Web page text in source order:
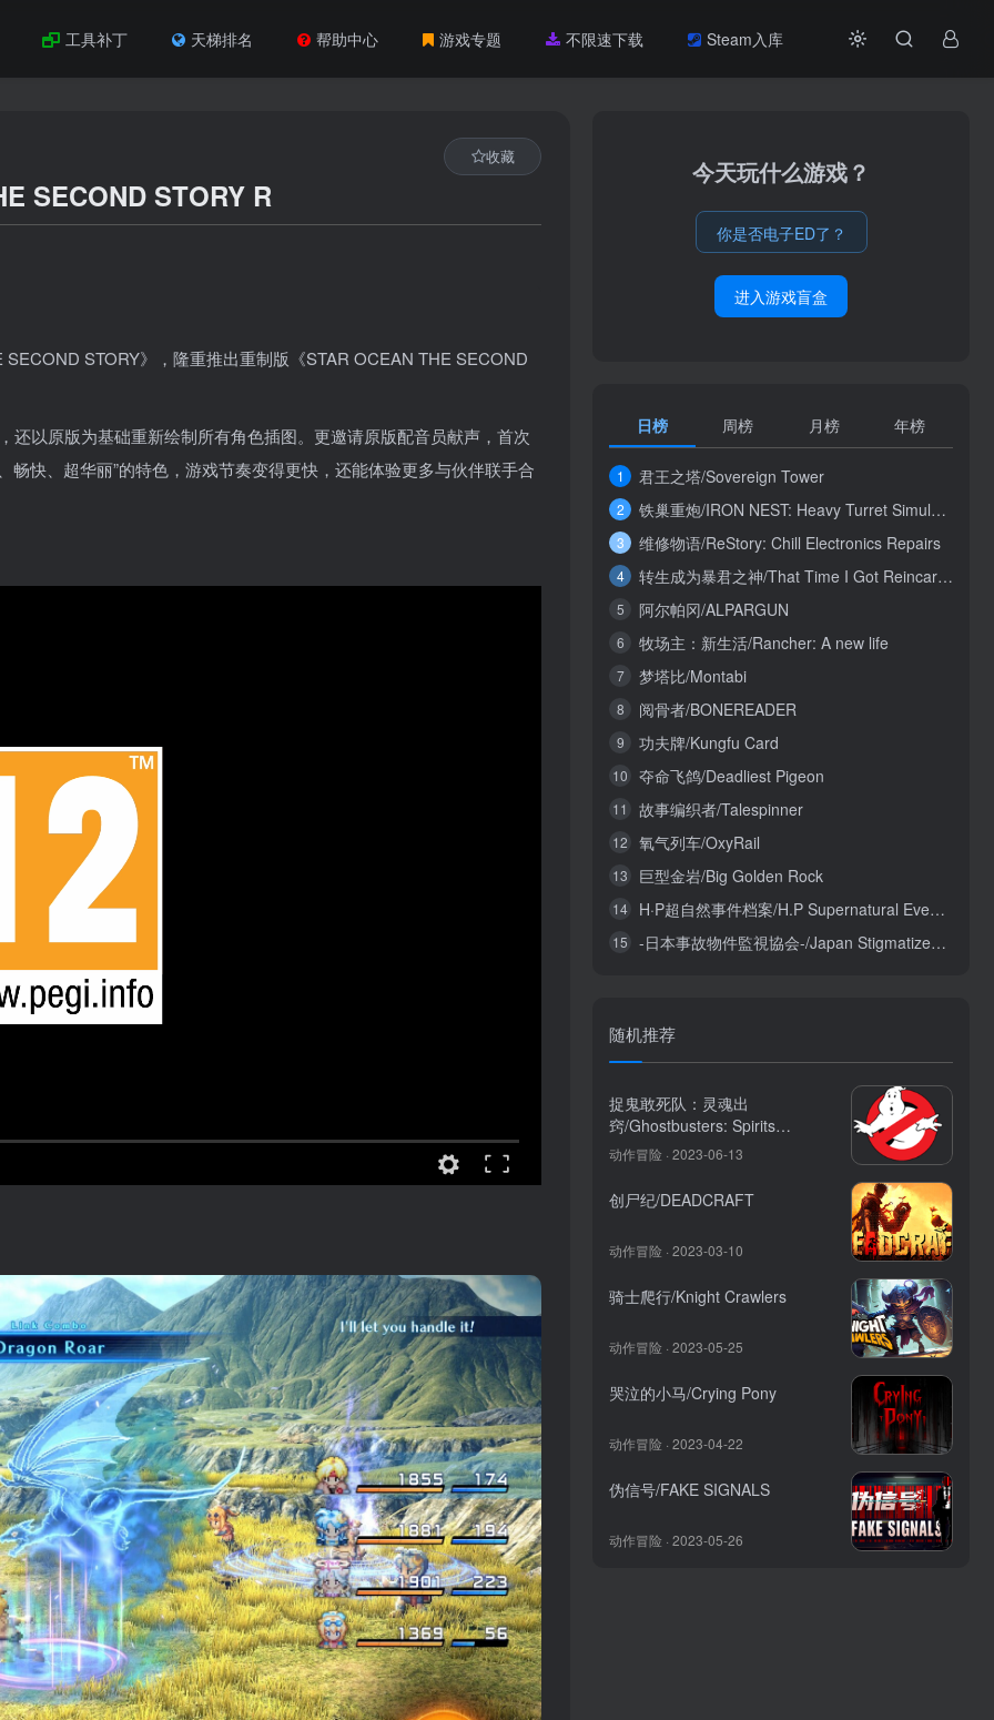
工具补丁 天梯排名 帮助中心 游戏专题 不限速下载 Steam入库
SECOND STORY R
收藏
STORY》，隆重推出重制版《STAR OCEAN THE SECOND
以原版为基础重新绘制所有角色插图。更邀请原版配音员献声，首次
畅快、超华丽”的特色，游戏节奏变得更快，还能体验更多与伙伴联手合
今天玩什么游戏？
你是否电子ED了？
进入游戏盲盒
日榜 周榜 月榜 年榜
1 君王之塔/Sovereign Tower
2 铁巢重炮/IRON NEST: Heavy Turret Simulator
3 维修物语/ReStory: Chill Electronics Repairs
4 转生成为暴君之神/That Time I Got Reincarnated as a Tyrant God
5 阿尔帕冈/ALPARGUN
6 牧场主：新生活/Rancher: A new life
7 梦塔比/Montabi
8 阅骨者/BONEREADER
9 功夫牌/Kungfu Card
10 夺命飞鸽/Deadliest Pigeon
11 故事编织者/Talespinner
12 氧气列车/OxyRail
13 巨型金岩/Big Golden Rock
14 H·P超自然事件档案/H.P Supernatural Event Archives
15 -日本事故物件監視協会-/Japan Stigmatized Property3
随机推荐
捉鬼敢死队：灵魂出
窍/Ghostbusters: Spirits
Unleashed
动作冒险 · 2023-06-13
创尸纪/DEADCRAFT
动作冒险 · 2023-03-10
骑士爬行/Knight Crawlers
动作冒险 · 2023-05-25
哭泣的小马/Crying Pony
动作冒险 · 2023-04-22
伪信号/FAKE SIGNALS
动作冒险 · 2023-05-26